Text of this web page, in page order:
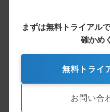
まずは無料トライアル
確かめ
無料トライ
お問い合